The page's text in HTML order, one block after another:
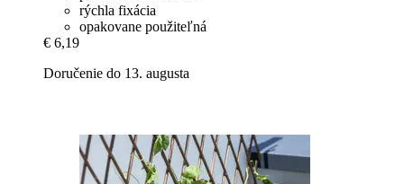
rýchla fixácia
opakovane použiteľná
€ 6,19
Doručenie do 13. augusta